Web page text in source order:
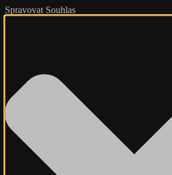
Spravovat Souhlas